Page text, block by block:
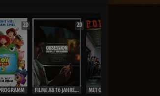
2D 2D
FILME AB 16 JAHRE ( Ausweis)